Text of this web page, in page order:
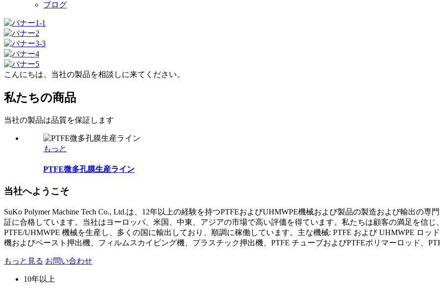
ブログ
こんにちは、当社の製品を相談しに来てください。
私たちの商品
当社の製品は品質を保証します
もっと
PTFE微多孔膜生産ライン
当社へようこそ
SuKo Polymer Machine Tech Co., Ltd.は、12年以上の経験を持つPTFEおよびUHMWPE機械および製品の製造および輸出の
証に合格しています。当社はヨーロッパ、米国、中東、アジアの市場で高い評価を得ています。私たちは顧客の満足を信
PTFE/UHMWPE 機械を生産し、多くの国に輸出しており、順調に稼働しています。主な機械: PTFE および UHMWPE ロッ
機およびペースト押出機、フィルムスカイビング機、プラスチック押出機、PTFE チューブおよびPTFEポリマーロッド、
もっと見る お問い合わせ
10年以上